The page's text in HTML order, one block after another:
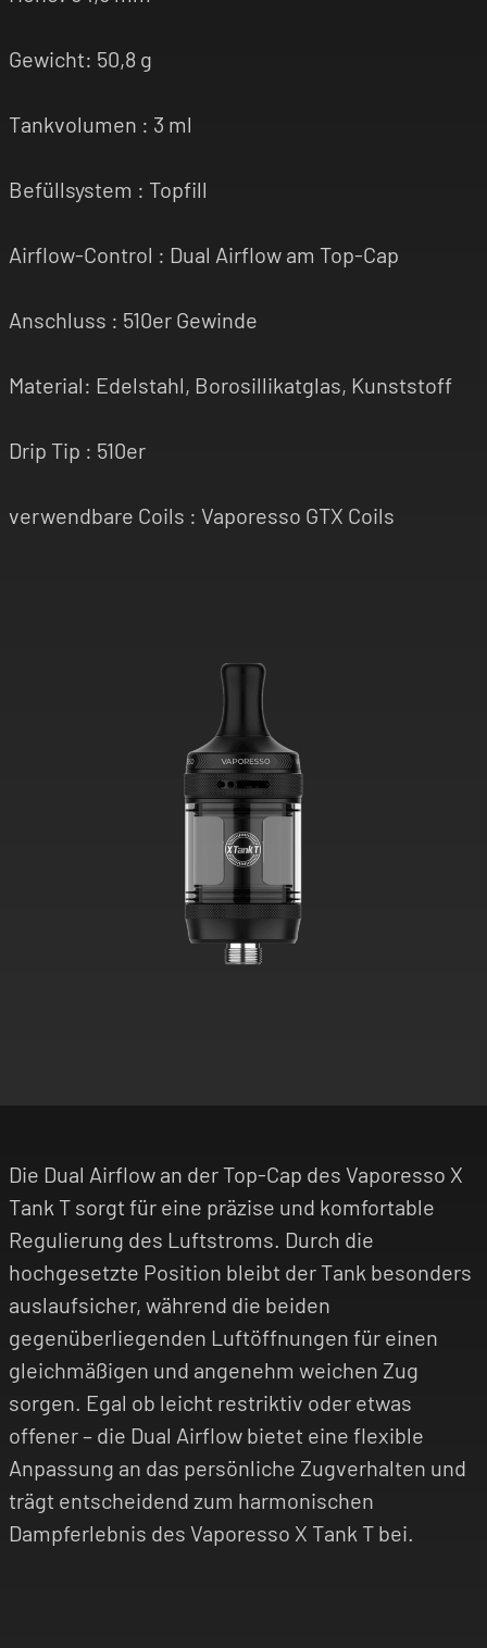
Gewicht: 50,8 g
Tankvolumen : 3 ml
Befüllsystem : Topfill
Airflow-Control : Dual Airflow am Top-Cap
Anschluss : 510er Gewinde
Material: Edelstahl, Borosillikatglas, Kunststoff
Drip Tip : 510er
verwendbare Coils : Vaporesso GTX Coils
Die Dual Airflow an der Top-Cap des Vaporesso X
Tank T sorgt für eine präzise und komfortable
Regulierung des Luftstroms. Durch die
hochgesetzte Position bleibt der Tank besonders
auslaufsicher, während die beiden
gegenüberliegenden Luftöffnungen für einen
gleichmäßigen und angenehm weichen Zug
sorgen. Egal ob leicht restriktiv oder etwas
offener – die Dual Airflow bietet eine flexible
Anpassung an das persönliche Zugverhalten und
trägt entscheidend zum harmonischen
Dampferlebnis des Vaporesso X Tank T bei.